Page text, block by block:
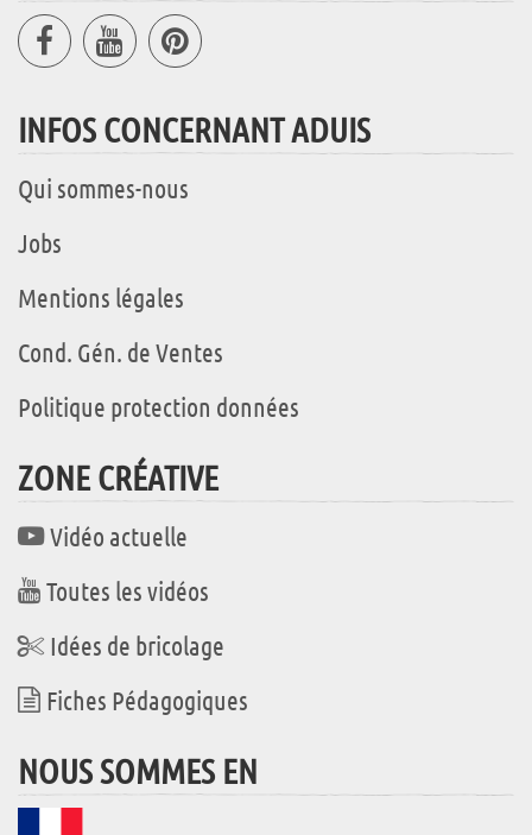
INFOS CONCERNANT ADUIS
Qui sommes-nous
Jobs
Mentions légales
Cond. Gén. de Ventes
Politique protection données
ZONE CRÉATIVE
Vidéo actuelle
Toutes les vidéos
Idées de bricolage
Fiches Pédagogiques
NOUS SOMMES EN